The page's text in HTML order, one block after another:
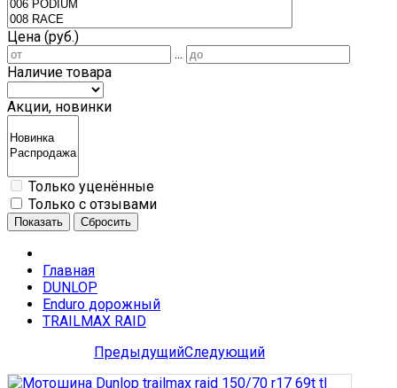
Цена (руб.)
...
Наличие товара
Акции, новинки
Только уценённые
Только с отзывами
Показать Сбросить
Главная
DUNLOP
Enduro дорожный
TRAILMAX RAID
ПредыдущийСледующий